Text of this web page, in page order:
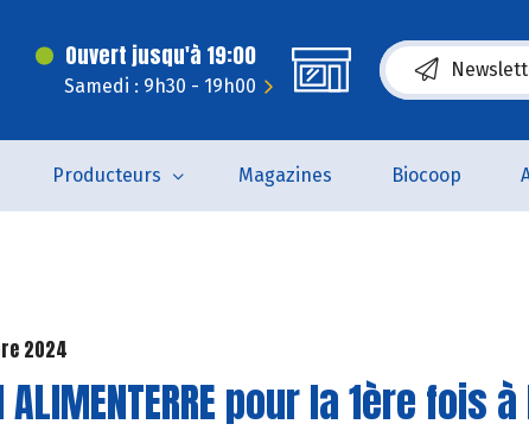
Ouvert jusqu'à 19:00
Samedi : 9h30 - 19h00 (s’ouvre dans
Producteurs Magazines Biocoop
2024
pour la 1ère fois